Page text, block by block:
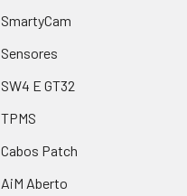
SmartyCam
Sensores
SW4 E GT32
TPMS
Cabos Patch
AiM Aberto